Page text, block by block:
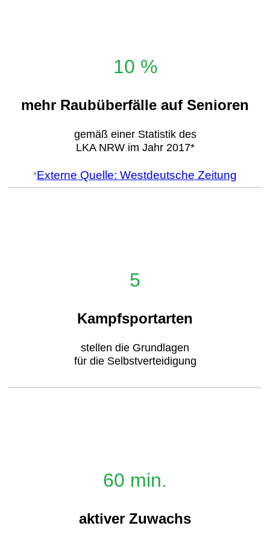
10 %
mehr Raubüberfälle auf Senioren
gemäß einer Statistik des
LKA NRW im Jahr 2017*
*Externe Quelle: Westdeutsche Zeitung
5
Kampfsportarten
stellen die Grundlagen
für die Selbstverteidigung
60 min.
aktiver Zuwachs